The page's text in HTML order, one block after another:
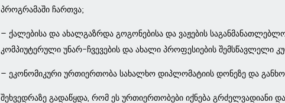
პროგრამაში ჩართვა;
– ქალებისა და ახალგაზრდა გოგონებისა და ვაჟების
კომპიუტერული უნარ-ჩვევების და ახალი პროფესიების შემსწავლელი
– ეკონომიკური ურთიერთობა სახალხო დიპლომატიის დონეზე და
შეხვედრაზე გადაწყდა, რომ ეს ურთიერთობები იქნება გრძელვადიანი